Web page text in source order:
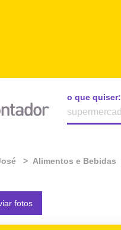
o que quiser:
Alimentos e Bebidas
fotos